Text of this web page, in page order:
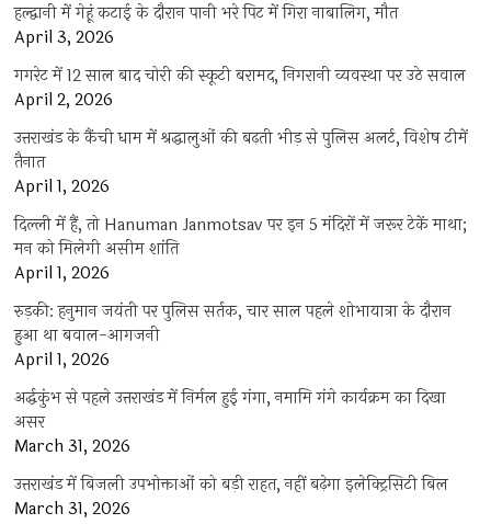
हल्द्वानी में गेहूं कटाई के दौरान पानी भरे पिट में गिरा नाबालिग, मौत
April 3, 2026
गगरेट में 12 साल बाद चोरी की स्कूटी बरामद, निगरानी व्यवस्था पर उठे सवाल
April 2, 2026
उत्तराखंड के कैंची धाम में श्रद्धालुओं की बढ़ती भीड़ से पुलिस अलर्ट, विशेष टीमें
तैनात
April 1, 2026
दिल्ली में हैं, तो Hanuman Janmotsav पर इन 5 मंदिरों में जरूर टेकें माथा;
मन को मिलेगी असीम शांति
April 1, 2026
रुड़की: हनुमान जयंती पर पुलिस सर्तक, चार साल पहले शोभायात्रा के दौरान
हुआ था बवाल-आगजनी
April 1, 2026
अर्द्धकुंभ से पहले उत्तराखंड में निर्मल हुई गंगा, नमामि गंगे कार्यक्रम का दिखा
असर
March 31, 2026
उत्तराखंड में बिजली उपभोक्ताओं को बड़ी राहत, नहीं बढ़ेगा इलेक्ट्रिसिटी बिल
March 31, 2026